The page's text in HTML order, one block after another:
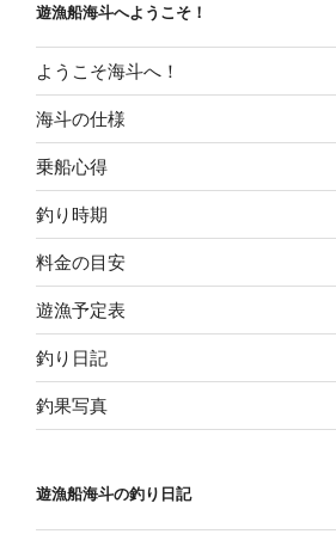
ン
遊漁船海斗へようこそ！
ようこそ海斗へ！
海斗の仕様
乗船心得
釣り時期
料金の目安
遊漁予定表
釣り日記
釣果写真
遊漁船海斗の釣り日記